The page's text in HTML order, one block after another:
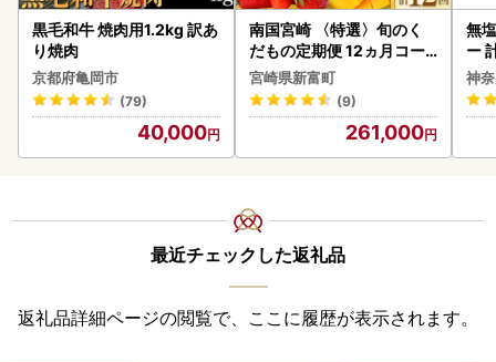
黒毛和牛 焼肉用1.2kg 訳あ
り焼肉
京都府亀岡市
(79)
40,000
南国宮崎 〈特選〉旬のく
だもの定期便 12ヵ月コー
ス【F84-25】
宮崎県新富町
(9)
261,000
無
ー
】
神
最近チェックした返礼品
返礼品詳細ページの閲覧で、ここに履歴が表示されます。